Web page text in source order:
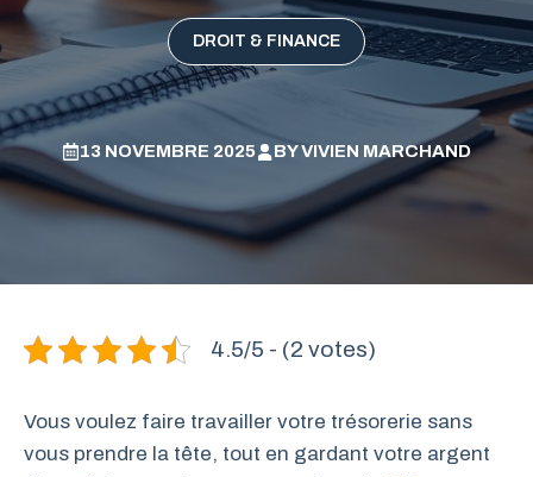
DROIT & FINANCE
13 NOVEMBRE 2025 BYVIVIEN MARCHAND
4.5/5 - (2 votes)
Vous voulez faire travailler votre trésorerie sans
vous prendre la tête, tout en gardant votre argent